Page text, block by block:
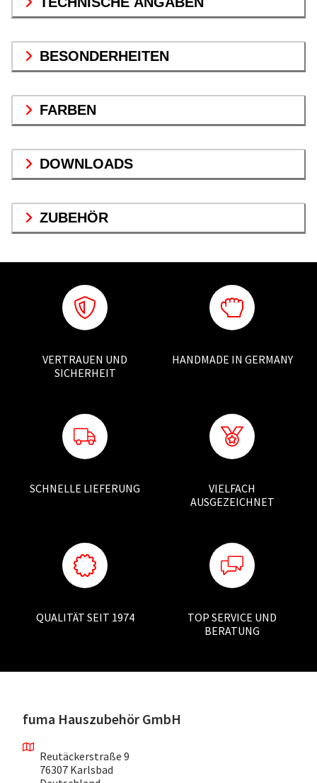
BESONDERHEITEN
FARBEN
DOWNLOADS
ZUBEHÖR
VERTRAUEN UND
SICHERHEIT
HANDMADE IN GERMANY
SCHNELLE LIEFERUNG
VIELFACH
AUSGEZEICHNET
QUALITÄT SEIT 1974
TOP SERVICE UND
BERATUNG
fuma Hauszubehör GmbH
Reutäckerstraße 9
76307 Karlsbad